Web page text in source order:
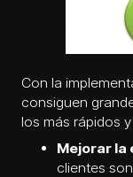
Con la
consiguen
los más rápidos
Mejorar la
clientes